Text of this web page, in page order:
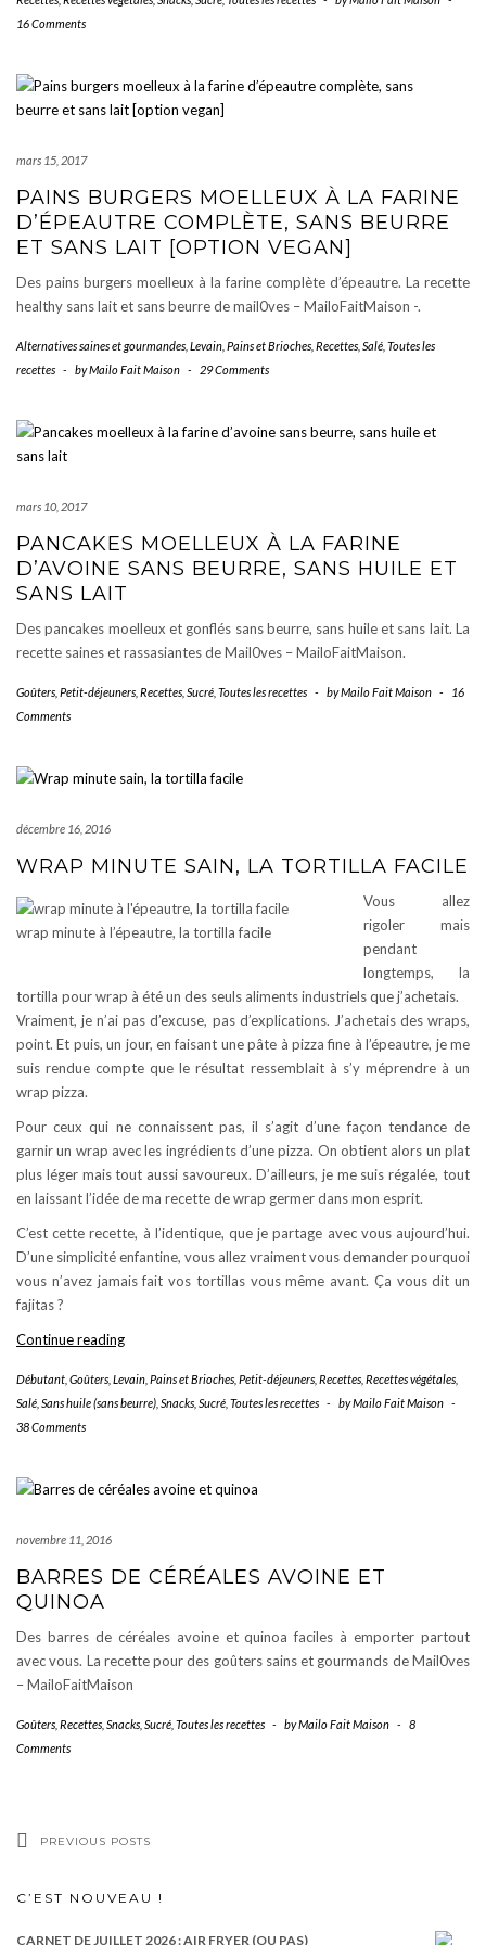
rapides
épeautre
16 Comments
mars 15, 2017
PAINS BURGERS MOELLEUX À LA FARINE
D’ÉPEAUTRE COMPLÈTE, SANS BEURRE
ET SANS LAIT [OPTION VEGAN]
Des pains burgers moelleux à la farine complète d’épeautre. La recette
healthy sans lait et sans beurre de mail0ves – MailoFaitMaison -.
Alternatives saines et gourmandes Levain, Pains et Brioches Recettes Salé Toutes les
recettes - byMailo Fait Maison - 29 Comments
mars 10, 2017
PANCAKES MOELLEUX À LA FARINE
D’AVOINE SANS BEURRE, SANS HUILE ET
SANS LAIT
Des pancakes moelleux et gonflés sans beurre, sans huile et sans lait. La
recette saines et rassasiantes de Mail0ves – MailoFaitMaison.
Goûters Petit-déjeuners Recettes Sucré Toutes les recettes - byMailo Fait Maison -
16
Comments
décembre 16, 2016
WRAP MINUTE SAIN, LA TORTILLA FACILE
wrap minute à l’épeautre, la tortilla facile
Vous allez
rigoler mais
pendant
longtemps, la
tortilla pour wrap à été un des seuls aliments industriels que j’achetais.
Vraiment, je n’ai pas d’excuse, pas d’explications. J’achetais des wraps,
point. Et puis, un jour, en faisant une pâte à pizza fine à l’épeautre, je me
suis rendue compte que le résultat ressemblait à s’y méprendre à un
wrap pizza.
Pour ceux qui ne connaissent pas, il s’agit d’une façon tendance de
garnir un wrap avec les ingrédients d’une pizza. On obtient alors un plat
plus léger mais tout aussi savoureux. D’ailleurs, je me suis régalée, tout
en laissant l’idée de ma recette de wrap germer dans mon esprit.
C’est cette recette, à l’identique, que je partage avec vous aujourd’hui.
D’une simplicité enfantine, vous allez vraiment vous demander pourquoi
vous n’avez jamais fait vos tortillas vous même avant. Ça vous dit un
fajitas ?
Continue readingWrap
sain,
la
Débutant Goûters Levain, Pains et Brioches Petit-déjeuners Recettes Recettes végétales
Salé Sans huile (sans beurre) Snacks Sucré Toutes les recettes - byMailo Fait Maison -
38 Comments
novembre 11, 2016
BARRES DE CÉRÉALES AVOINE ET
QUINOA
Des barres de céréales avoine et quinoa faciles à emporter partout
avec vous. La recette pour des goûters sains et gourmands de Mail0ves
– MailoFaitMaison
Goûters Recettes Snacks Sucré Toutes les recettes - byMailo Fait Maison -
8
Comments
PREVIOUS POSTS
C’EST NOUVEAU !
CARNET DE JUILLET 2026 : AIR FRYER (OU PAS)